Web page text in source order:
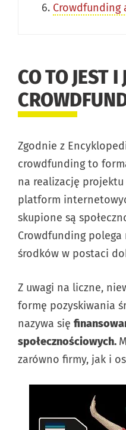
Crowdfunding
CO TO JEST
Zgodnie z
crowdfunding to
na realizację
platform
skupione są
Crowdfunding
środków w postaci
Z uwagi na liczne,
formę pozyskiwania
nazywa się
społecznościowych.
zarówno firmy, jak i